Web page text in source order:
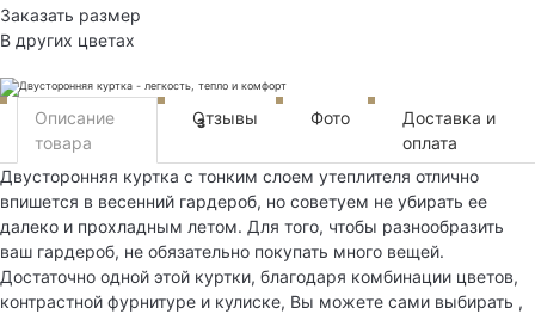
Заказать размер
В других цветах
Описание
товара
Отзывы
3 Фото
Доставка и
оплата
Двусторонняя куртка с тонким слоем утеплителя отлично
впишется в весенний гардероб, но советуем не убирать ее
далеко и прохладным летом. Для того, чтобы разнообразить
ваш гардероб, не обязательно покупать много вещей.
Достаточно одной этой куртки, благодаря комбинации цветов,
контрастной фурнитуре и кулиске, Вы можете сами выбирать ,